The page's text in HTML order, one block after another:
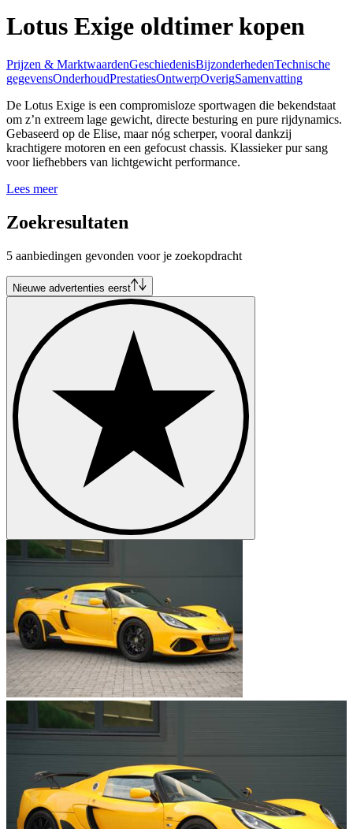
Lotus Exige oldtimer kopen
Prijzen & MarktwaardenGeschiedenisBijzonderhedenTechnische
gegevensOnderhoudPrestatiesOntwerpOverigSamenvatting
De Lotus Exige is een compromisloze sportwagen die bekendstaat
om z’n extreem lage gewicht, directe besturing en pure rijdynamics.
Gebaseerd op de Elise, maar nóg scherper, vooral dankzij
krachtigere motoren en een gefocust chassis. Klassieker pur sang
voor liefhebbers van lichtgewicht performance.
Lees meer
Zoekresultaten
5 aanbiedingen gevonden voor je zoekopdracht
Nieuwe advertenties eerst